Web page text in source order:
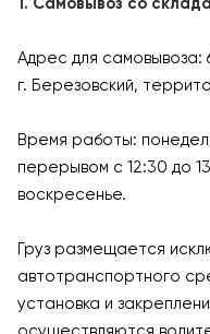
Адрес для самовывоза:
г. Березовский,
Время работы:
перерывом с 12:30 до
воскресенье.
Груз размещается
автотранспортного
установка и